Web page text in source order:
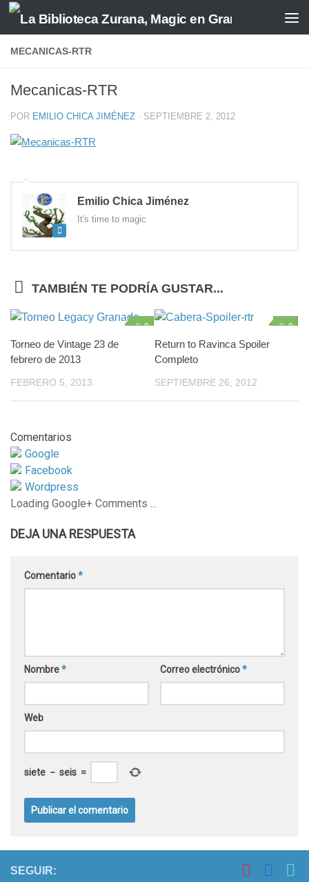
Saltar al contenido
MECANICAS-RTR
Mecanicas-RTR
POR EMILIO CHICA JIMÉNEZ · SEPTIEMBRE 2, 2012
Emilio Chica Jiménez
It's time to magic
TAMBIÉN TE PODRÍA GUSTAR...
0
Torneo de Vintage 23 de
febrero de 2013
FEBRERO 5, 2013
0
Return to Ravinca Spoiler
Completo
SEPTIEMBRE 26, 2012
Comentarios
Google
Facebook
Wordpress
Loading Google+ Comments ...
DEJA UNA RESPUESTA
Comentario*
Nombre* Correo electrónico*
Web
siete − seis =
SEGUIR: